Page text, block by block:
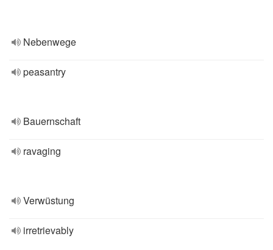
Nebenwege
peasantry
Bauernschaft
ravaging
Verwüstung
irretrievably